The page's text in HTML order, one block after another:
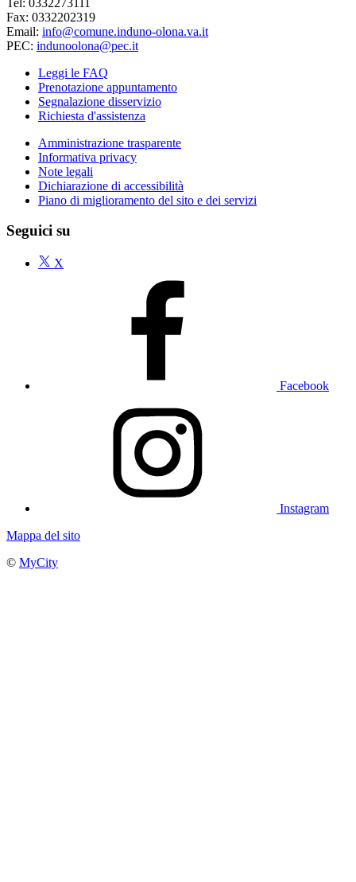
Fax: 0332202319
Email: info@comune.induno-olona.va.it
PEC: indunoolona@pec.it
Leggi le FAQ
Prenotazione appuntamento
Segnalazione disservizio
Richiesta d'assistenza
Amministrazione trasparente
Informativa privacy
Note legali
Dichiarazione di accessibilità
Piano di miglioramento del sito e dei servizi
Seguici su
X
Facebook
Instagram
Mappa del sito
© MyCity